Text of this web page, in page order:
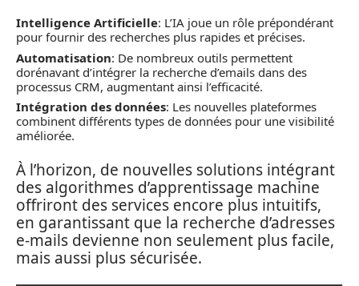
Intelligence Artificielle: L’IA joue un rôle prépondérant
pour fournir des recherches plus rapides et précises.
Automatisation: De nombreux outils permettent
dorénavant d’intégrer la recherche d’emails dans des
processus CRM, augmentant ainsi l’efficacité.
Intégration des données: Les nouvelles plateformes
combinent différents types de données pour une visibilité
améliorée.
À l’horizon, de nouvelles solutions intégrant
des algorithmes d’apprentissage machine
offriront des services encore plus intuitifs,
en garantissant que la recherche d’adresses
e-mails devienne non seulement plus facile,
mais aussi plus sécurisée.